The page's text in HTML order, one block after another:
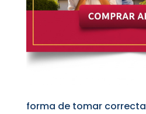
forma de tomar correcta